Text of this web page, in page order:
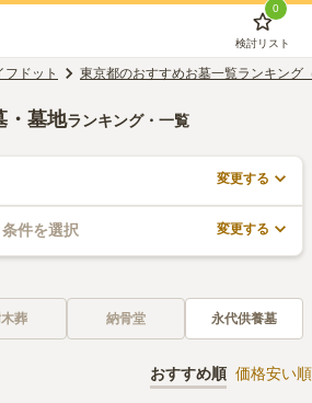
0
検討リスト
フドット 東京都のおすすめお墓一覧ランキング
・墓地ランキング・一覧
変更する
件を選択 変更する
葬 納骨堂 永代供養墓
おすすめ順 価格安い順